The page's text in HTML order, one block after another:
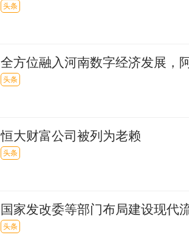
头条
全方位融入河南数字经济发展，
超35000家
头条
恒大财富公司被列为老赖
头条
国家发改委等部门布局建设现代
河南4地入选
头条